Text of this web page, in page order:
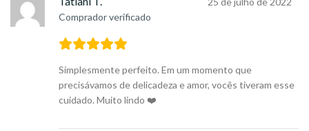
Comprador verificado
Simplesmente perfeito. Em um momento que
precisávamos de delicadeza e amor, vocês tiveram esse
cuidado. Muito lindo ❤️